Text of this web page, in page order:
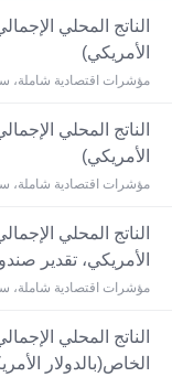
الأمريكي)
مؤشرات اقتصادية شاملة، سنوي
الأمريكي)
مؤشرات اقتصادية شاملة، سنوي
الناتج المحلي
الأمريكي، تقدير
مؤشرات اقتصادية شاملة، سنوي
الناتج المحلي
الخاص(بالدولار